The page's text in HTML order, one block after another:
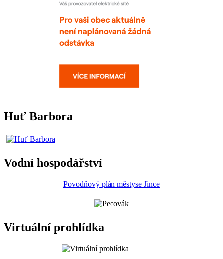
Huť Barbora
Vodní hospodářství
Povodňový plán městyse Jince
Virtuální prohlídka